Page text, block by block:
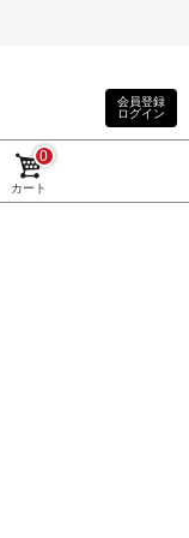
会員登録
ログイン
カート
0